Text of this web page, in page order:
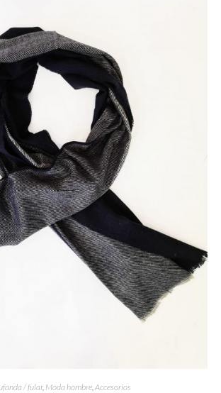
/ fular, Moda hombre Accesorios